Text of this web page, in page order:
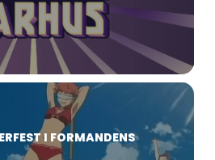
I FORMANDENS